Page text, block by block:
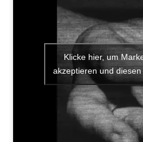
Klicke hier, um
akzeptieren und